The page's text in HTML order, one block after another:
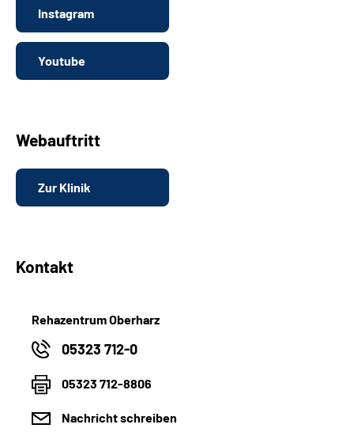
Instagram
Youtube
Webauftritt
Zur Klinik
Kontakt
Rehazentrum Oberharz
05323 712-0
05323 712-8806
Nachricht schreiben